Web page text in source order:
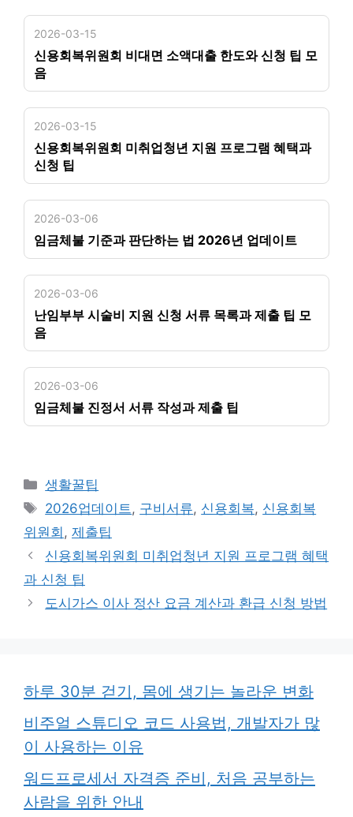
2026-03-15
신용회복위원회 비대면 소액대출 한도와 신청 팁 모
음
2026-03-15
신용회복위원회 미취업청년 지원 프로그램 혜택과
신청 팁
2026-03-06
임금체불 기준과 판단하는 법 2026년 업데이트
2026-03-06
난임부부 시술비 지원 신청 서류 목록과 제출 팁 모
음
2026-03-06
임금체불 진정서 서류 작성과 제출 팁
카
테
리
생활꿀팁
태
그
2026업데이트, 구비서류, 신용회복, 신용회복
위원회 , 제출팁
신용회복위원회 미취업청년 지원 프로그램 혜택
과 신청 팁
도시가스 이사 정산 요금 계산과 환급 신청 방법
하루 30분 걷기, 몸에 생기는 놀라운 변화
비주얼 스튜디오 코드 사용법, 개발자가 많
이 사용하는 이유
워드프로세서 자격증 준비, 처음 공부하는
사람을 위한 안내